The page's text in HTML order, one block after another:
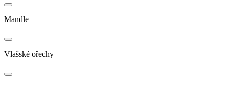
Mandle
Vlašské ořechy